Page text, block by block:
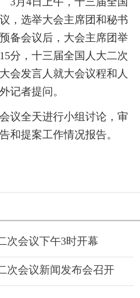
，选举大会主席团和秘书
备会议后，大会主席团举
分，十三届全国人大二次
会发言人就大会议程和人
记者提问。
全天进行小组讨论，审
和提案工作情况报告。
次会议下午3时开幕
次会议新闻发布会召开